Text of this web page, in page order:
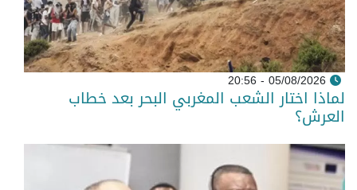
05/08/2026 - 20:56
لماذا اختار الشعب المغربي البحر بعد خطاب
العرش؟